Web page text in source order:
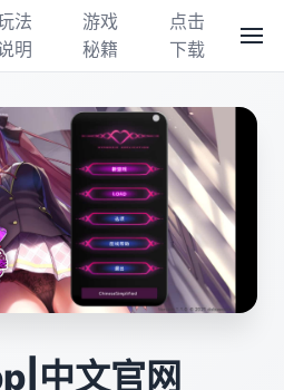
法
明
游戏
秘籍
点击
下载
中文官网